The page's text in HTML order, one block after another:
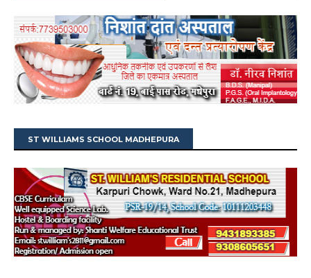
ST WILLIAMS SCHOOL MADHEPURA